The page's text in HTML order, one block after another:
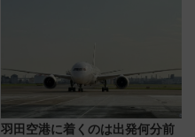
羽田空港に着くのは出発何分前